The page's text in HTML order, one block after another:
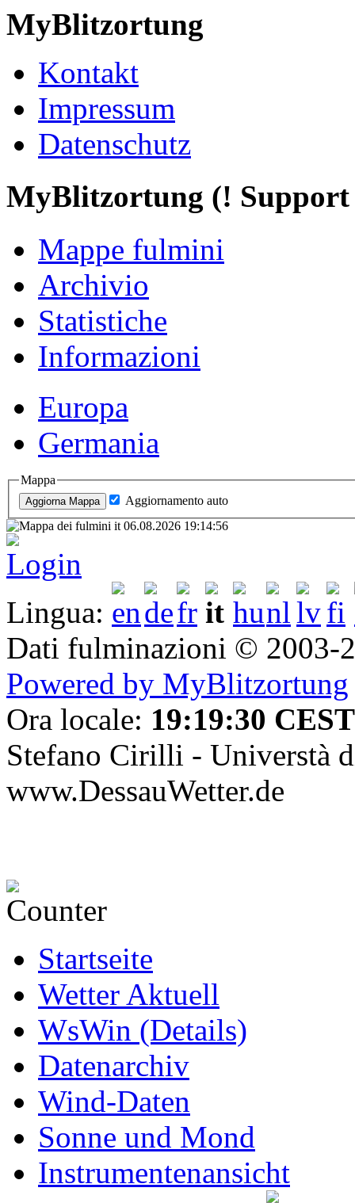
MyBlitzortung
Kontakt
Impressum
Datenschutz
MyBlitzortung (! Support
Mappe fulmini
Archivio
Statistiche
Informazioni
Europa
Germania
Mappa
Aggiornamento auto
Login
Lingua:
Dati fulminazioni © 2003-
Powered by MyBlitzortung
Ora locale: 19:19:30 CEST
Stefano Cirilli - Universtà
www.DessauWetter.de
Startseite
Wetter Aktuell
WsWin (Details)
Datenarchiv
Wind-Daten
Sonne und Mond
Instrumentenansicht